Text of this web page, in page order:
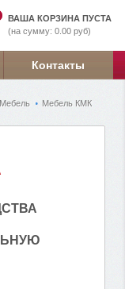
ВАША КОРЗИНА ПУСТА
(на сумму: 0.00 руб)
Контакты
Мебель Мебель КМК